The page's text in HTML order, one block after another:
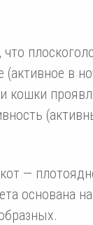
(активное в
кошки
—
основана